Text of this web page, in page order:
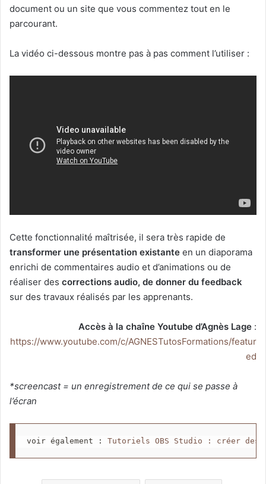
document ou un site que vous commentez tout en le
parcourant.
La vidéo ci-dessous montre pas à pas comment l’utiliser :
Cette fonctionnalité maîtrisée, il sera très rapide de
transformer une présentation existante en un diaporama
enrichi de commentaires audio et d’animations ou de
réaliser des corrections audio, de donner du feedback
sur des travaux réalisés par les apprenants.
Accès à la chaîne Youtube d’Agnès Lage :
https://www.youtube.com/c/AGNESTutosFormations/featur
ed
*screencast = un enregistrement de ce qui se passe à
l’écran
voir également : Tutoriels OBS Studio : créer des